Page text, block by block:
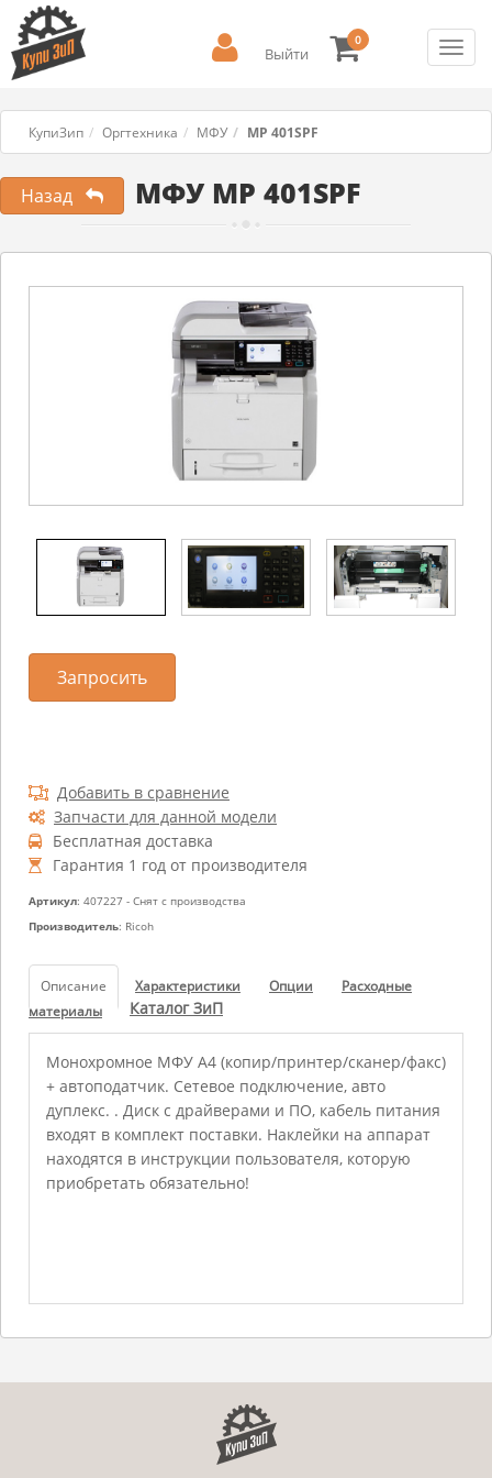
Выйти
0
КупиЗип Оргтехника МФУ MP 401SPF
МФУ MP 401SPF
Назад
Добавить в сравнение
Запчасти для данной модели
Бесплатная доставка
Гарантия 1 год от производителя
Артикул: 407227 - Снят с производства
Производитель: Ricoh
Запросить
Описание Характеристики Опции
Расходные
материалы
Каталог ЗиП
Монохромное МФУ A4 (копир/принтер/сканер/факс)
+ автоподатчик. Сетевое подключение, авто
дуплекс. . Диск с драйверами и ПО, кабель питания
входят в комплект поставки. Наклейки на аппарат
находятся в инструкции пользователя, которую
приобретать обязательно!